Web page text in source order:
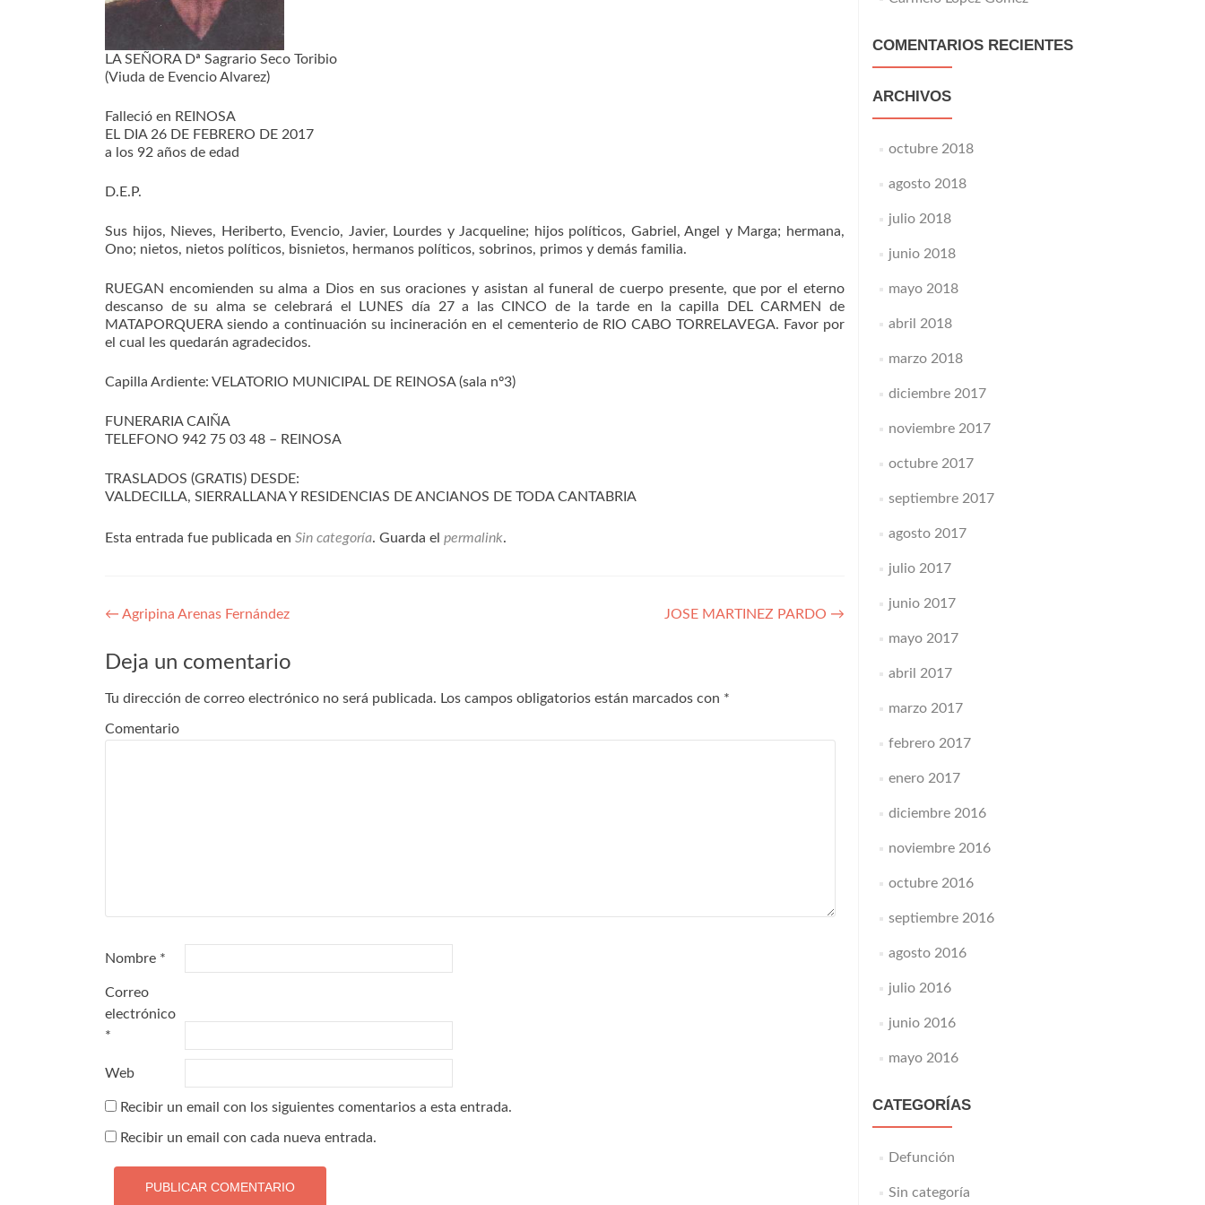
LA SEÑORA Dª Sagrario Seco Toribio
(Viuda de Evencio Alvarez)
Falleció en REINOSA
EL DIA 26 DE FEBRERO DE 2017
a los 92 años de edad
D.E.P.
Sus hijos, Nieves, Heriberto, Evencio, Javier, Lourdes y Jacqueline; hijos políticos, Gabriel, Angel y Marga; hermana,
Ono; nietos, nietos políticos, bisnietos, hermanos políticos, sobrinos, primos y demás familia.
RUEGAN encomienden su alma a Dios en sus oraciones y asistan al funeral de cuerpo presente, que por el eterno
descanso de su alma se celebrará el LUNES día 27 a las CINCO de la tarde en la capilla DEL CARMEN de
MATAPORQUERA siendo a continuación su incineración en el cementerio de RIO CABO TORRELAVEGA. Favor por
el cual les quedarán agradecidos.
Capilla Ardiente: VELATORIO MUNICIPAL DE REINOSA (sala nº3)
FUNERARIA CAIÑA
TELEFONO 942 75 03 48 – REINOSA
TRASLADOS (GRATIS) DESDE:
VALDECILLA, SIERRALLANA Y RESIDENCIAS DE ANCIANOS DE TODA CANTABRIA
Esta entrada fue publicada en Sin categoría. Guarda el permalink.
Navegación
de
entradas
← Agripina Arenas Fernández JOSE MARTINEZ PARDO →
Deja un comentario
Tu dirección de correo electrónico no será publicada. Los campos obligatorios están marcados con *
Comentario
Nombre *
Correo
electrónico
*
Web
Recibir un email con los siguientes comentarios a esta entrada.
Recibir un email con cada nueva entrada.
COMENTARIOS RECIENTES
ARCHIVOS
octubre 2018
agosto 2018
julio 2018
junio 2018
mayo 2018
abril 2018
marzo 2018
diciembre 2017
noviembre 2017
octubre 2017
septiembre 2017
agosto 2017
julio 2017
junio 2017
mayo 2017
abril 2017
marzo 2017
febrero 2017
enero 2017
diciembre 2016
noviembre 2016
octubre 2016
septiembre 2016
agosto 2016
julio 2016
junio 2016
mayo 2016
CATEGORÍAS
Defunción
Sin categoría